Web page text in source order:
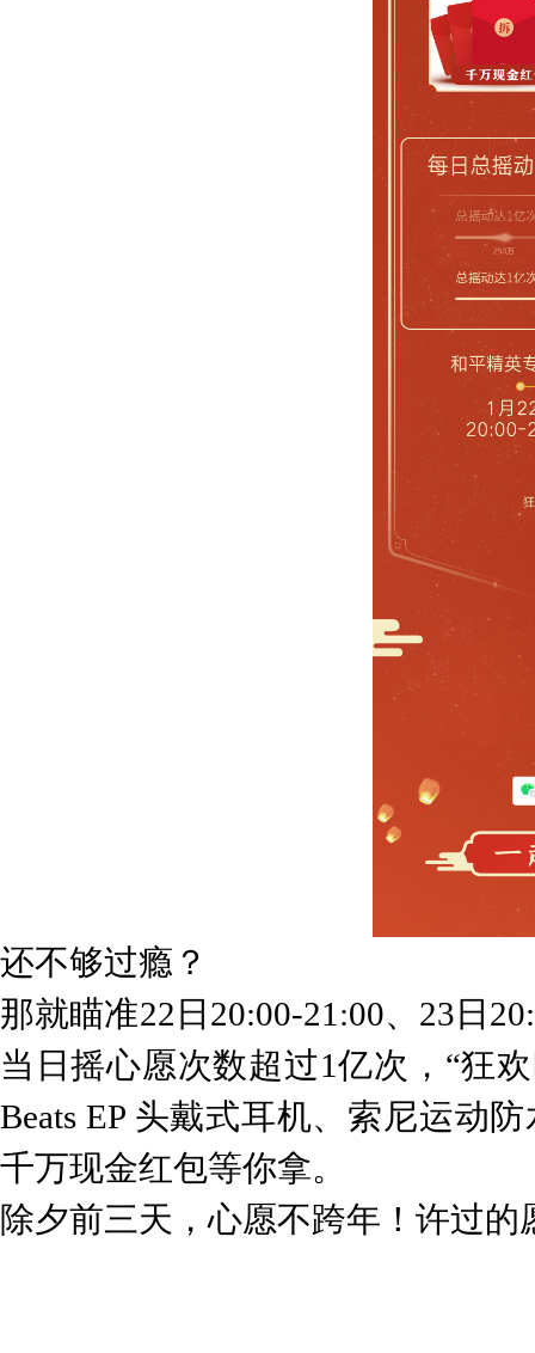
还不够过瘾？
那就瞄准22日20:00-21:00、23日
当日摇心愿次数超过1亿次，“狂
Beats EP 头戴式耳机、索尼运动
千万现金红包等你拿。
除夕前三天，心愿不跨年！许过